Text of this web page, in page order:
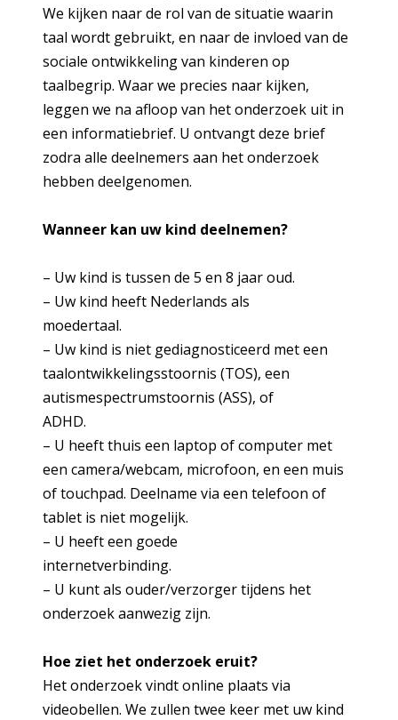
We kijken naar de rol van de situatie waarin
taal wordt gebruikt, en naar de invloed van de
sociale ontwikkeling van kinderen op
taalbegrip. Waar we precies naar kijken,
leggen we na afloop van het onderzoek uit in
een informatiebrief. U ontvangt deze brief
zodra alle deelnemers aan het onderzoek
hebben deelgenomen.
Wanneer kan uw kind deelnemen?
– Uw kind is tussen de 5 en 8 jaar oud.
– Uw kind heeft Nederlands als
moedertaal.
– Uw kind is niet gediagnosticeerd met een
taalontwikkelingsstoornis (TOS), een
autismespectrumstoornis (ASS), of
ADHD.
– U heeft thuis een laptop of computer met
een camera/webcam, microfoon, en een muis
of touchpad. Deelname via een telefoon of
tablet is niet mogelijk.
– U heeft een goede
internetverbinding.
– U kunt als ouder/verzorger tijdens het
onderzoek aanwezig zijn.
Hoe ziet het onderzoek eruit?
Het onderzoek vindt online plaats via
videobellen. We zullen twee keer met uw kind